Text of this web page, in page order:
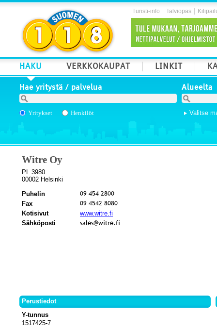
Turisti-info Talviopas
HAKU VERKKOKAUPAT LINKIT
Hae yritystä / palvelua
Yritykset Henkilöt
Alueelta
Valitse
Witre Oy
PL 3980
00002 Helsinki
Puhelin
Fax
Kotisivut
www.witre.fi
Sähköposti
Perustiedot
Y-tunnus
1517425-7